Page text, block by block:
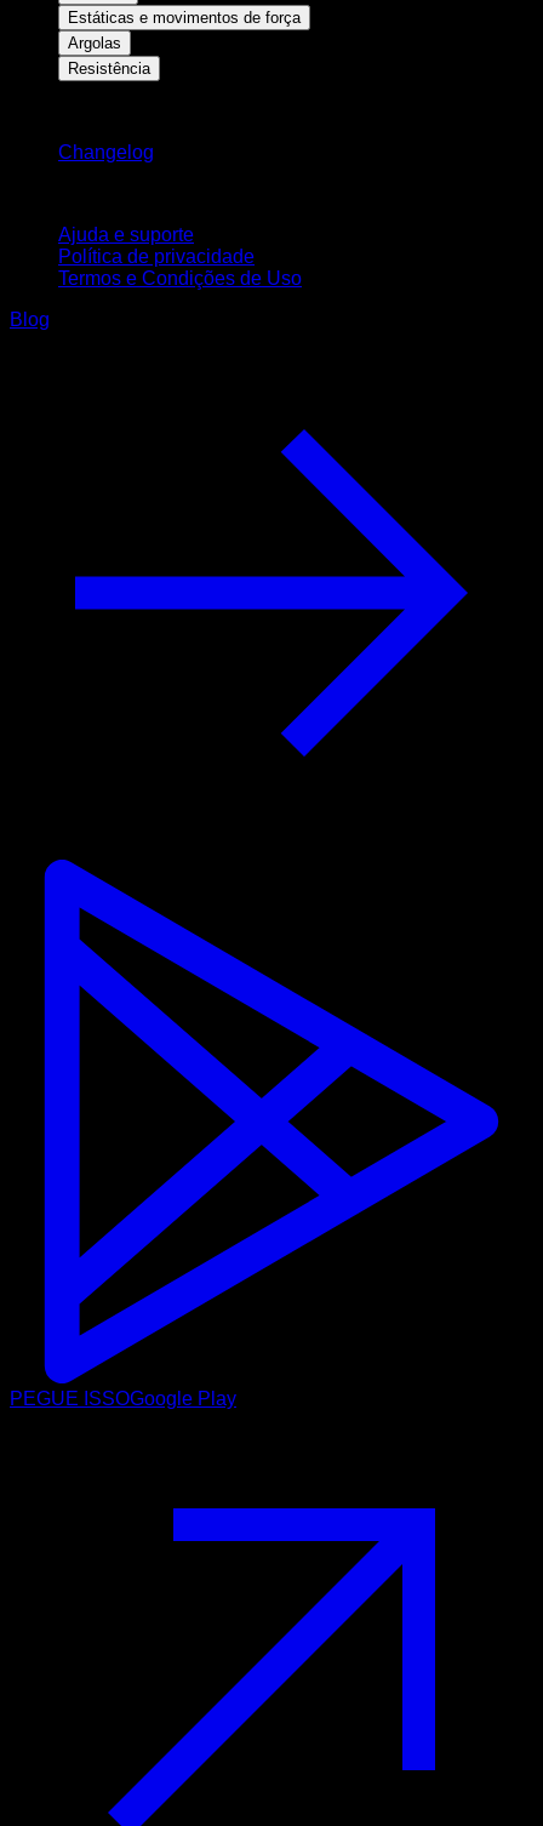
Estáticas e movimentos de força
Argolas
Resistência
Changelog
Ajuda e suporte
Política de privacidade
Termos e Condições de Uso
Blog
PEGUE ISSOGoogle Play